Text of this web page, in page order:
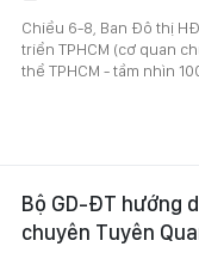
Chiều 6-8, Ban Đô thị
triển TPHCM (cơ quan
thể TPHCM - tầm nhìn
Bộ GD-ĐT hướng
chuyên Tuyên